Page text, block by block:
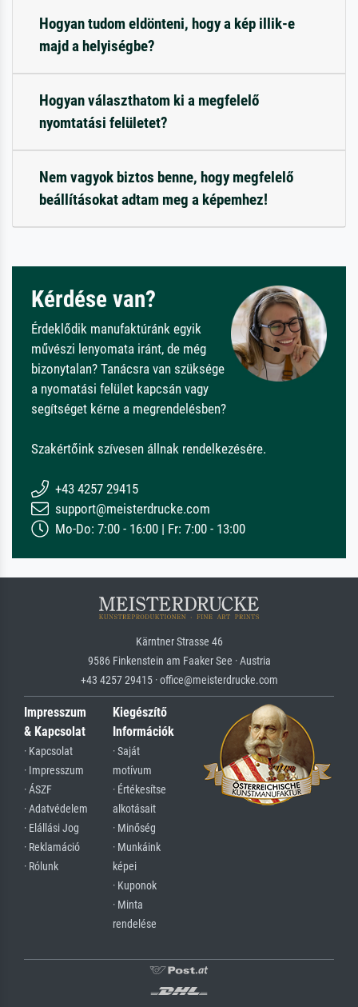
Hogyan tudom eldönteni, hogy a kép illik-e
majd a helyiségbe?
Hogyan választhatom ki a megfelelő
nyomtatási felületet?
Nem vagyok biztos benne, hogy megfelelő
beállításokat adtam meg a képemhez!
Kérdése van?
Érdeklődik manufaktúránk egyik
művészi lenyomata iránt, de még
bizonytalan? Tanácsra van szüksége
a nyomatási felület kapcsán vagy
segítséget kérne a megrendelésben?
Szakértőink szívesen állnak rendelkezésére.
+43 4257 29415
support@meisterdrucke.com
Mo-Do: 7:00 - 16:00 | Fr: 7:00 - 13:00
Kärntner Strasse 46
9586 Finkenstein am Faaker See · Austria
+43 4257 29415 · office@meisterdrucke.com
Impresszum
& Kapcsolat
· Kapcsolat
· Impresszum
· ÁSZF
· Adatvédelem
· Elállási Jog
· Reklamáció
· Rólunk
Kiegészítő
Információk
· Saját
motívum
· Értékesítse
alkotásait
· Minőség
· Munkáink
képei
· Kuponok
· Minta
rendelése